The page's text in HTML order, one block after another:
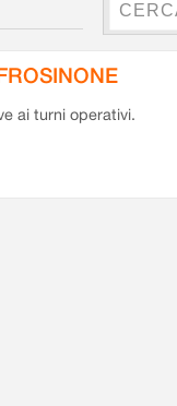
ai turni operativi.